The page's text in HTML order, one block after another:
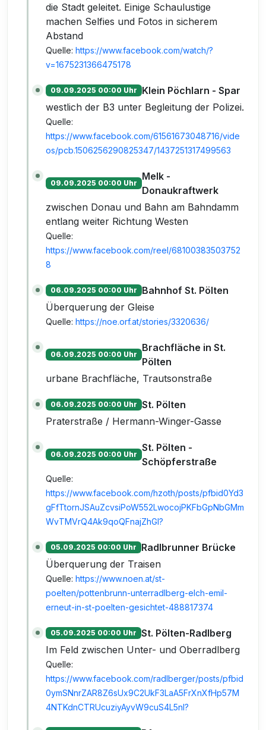
die Stadt geleitet. Einige Schaulustige
machen Selfies und Fotos in sicherem
Abstand
Quelle: https://www.facebook.com/watch/?
v=1675231366475178
09.09.2025 00:00 Uhr Klein Pöchlarn - Spar
westlich der B3 unter Begleitung der Polizei.
Quelle:
https://www.facebook.com/61561673048716/vide
os/pcb.1506256290825347/1437251317499563
09.09.2025 00:00 Uhr
Melk -
Donaukraftwerk
zwischen Donau und Bahn am Bahndamm
entlang weiter Richtung Westen
Quelle:
https://www.facebook.com/reel/68100383503752
8
06.09.2025 00:00 Uhr Bahnhof St. Pölten
Überquerung der Gleise
Quelle: https://noe.orf.at/stories/3320636/
06.09.2025 00:00 Uhr
Brachfläche in St.
Pölten
urbane Brachfläche, Trautsonstraße
06.09.2025 00:00 Uhr St. Pölten
Praterstraße / Hermann-Winger-Gasse
06.09.2025 00:00 Uhr
St. Pölten -
Schöpferstraße
Quelle:
https://www.facebook.com/hzoth/posts/pfbid0Yd3
gFfTtornJSAuZcvsiPoW552LwocojPKFbGpNbGMm
WvTMVrQ4Ak9qoQFnajZhGl?
05.09.2025 00:00 Uhr Radlbrunner Brücke
Überquerung der Traisen
Quelle: https://www.noen.at/st-
poelten/pottenbrunn-unterradlberg-elch-emil-
erneut-in-st-poelten-gesichtet-488817374
05.09.2025 00:00 Uhr St. Pölten-Radlberg
Im Feld zwischen Unter- und Oberradlberg
Quelle:
https://www.facebook.com/radlberger/posts/pfbid
0ymSNnrZAR8Z6sUx9C2UkF3LaA5FrXnXfHp57M
4NTKdnCTRUcuziyAyvW9cuS4L5nl?